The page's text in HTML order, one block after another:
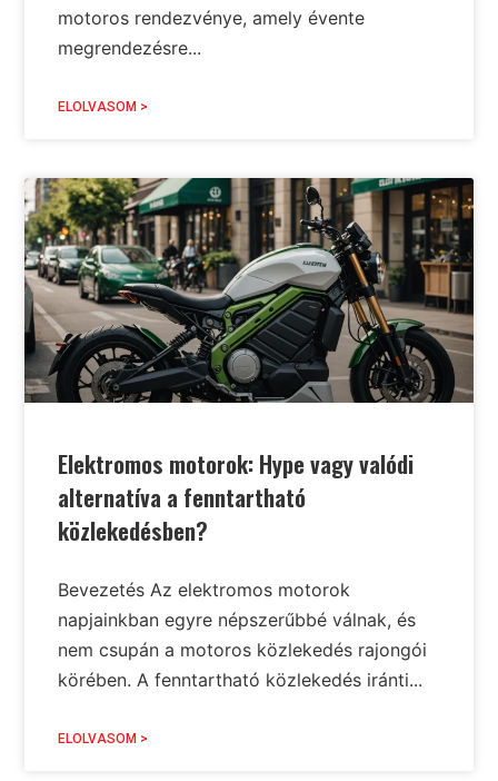
motoros rendezvénye, amely évente
megrendezésre...
ELOLVASOM >
Elektromos motorok: Hype vagy valódi
alternatíva a fenntartható
közlekedésben?
Bevezetés Az elektromos motorok
napjainkban egyre népszerűbbé válnak, és
nem csupán a motoros közlekedés rajongói
körében. A fenntartható közlekedés iránti...
ELOLVASOM >